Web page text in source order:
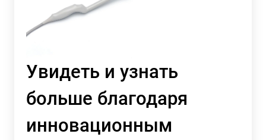
Увидеть и узнать
больше благодаря
инновационным